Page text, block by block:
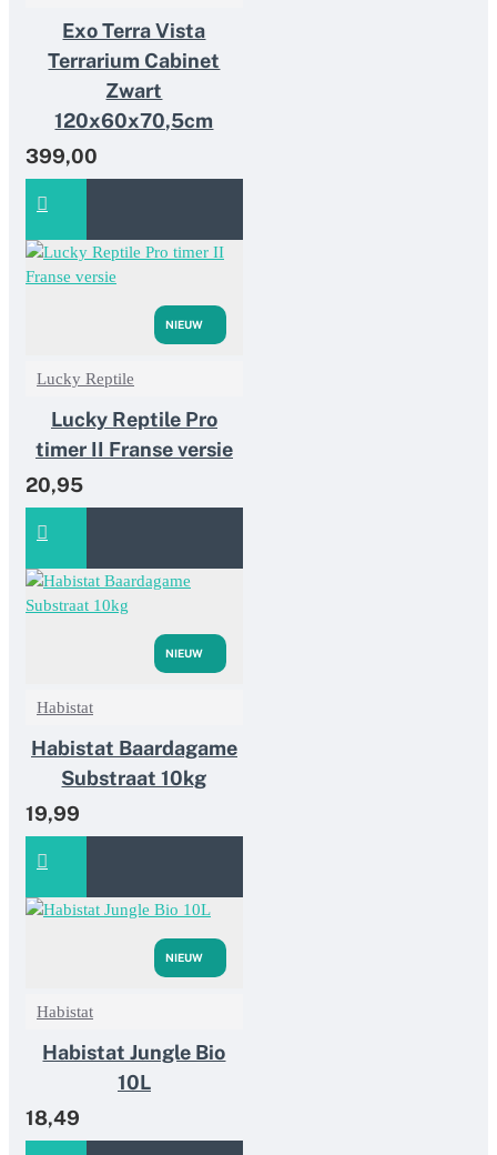
Exo Terra Vista
Terrarium Cabinet
Zwart
120x60x70,5cm
399,00
NIEUW
Lucky Reptile
Lucky Reptile Pro
timer II Franse versie
20,95
NIEUW
Habistat
Habistat Baardagame
Substraat 10kg
19,99
NIEUW
Habistat
Habistat Jungle Bio
10L
18,49